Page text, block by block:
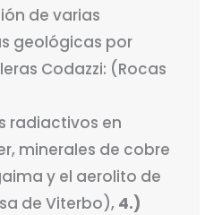
de varias
geológicas por
Codazzi: (Rocas
radiactivos en
minerales de cobre
y el aerolito de
de Viterbo),4.)